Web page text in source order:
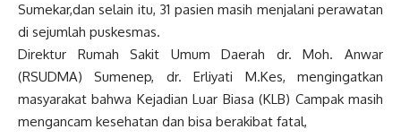
Sumekar,dan selain itu, 31 pasien masih menjalani perawatan
di sejumlah puskesmas.
Direktur Rumah Sakit Umum Daerah dr. Moh. Anwar
(RSUDMA) Sumenep, dr. Erliyati M.Kes, mengingatkan
masyarakat bahwa Kejadian Luar Biasa (KLB) Campak masih
mengancam kesehatan dan bisa berakibat fatal,